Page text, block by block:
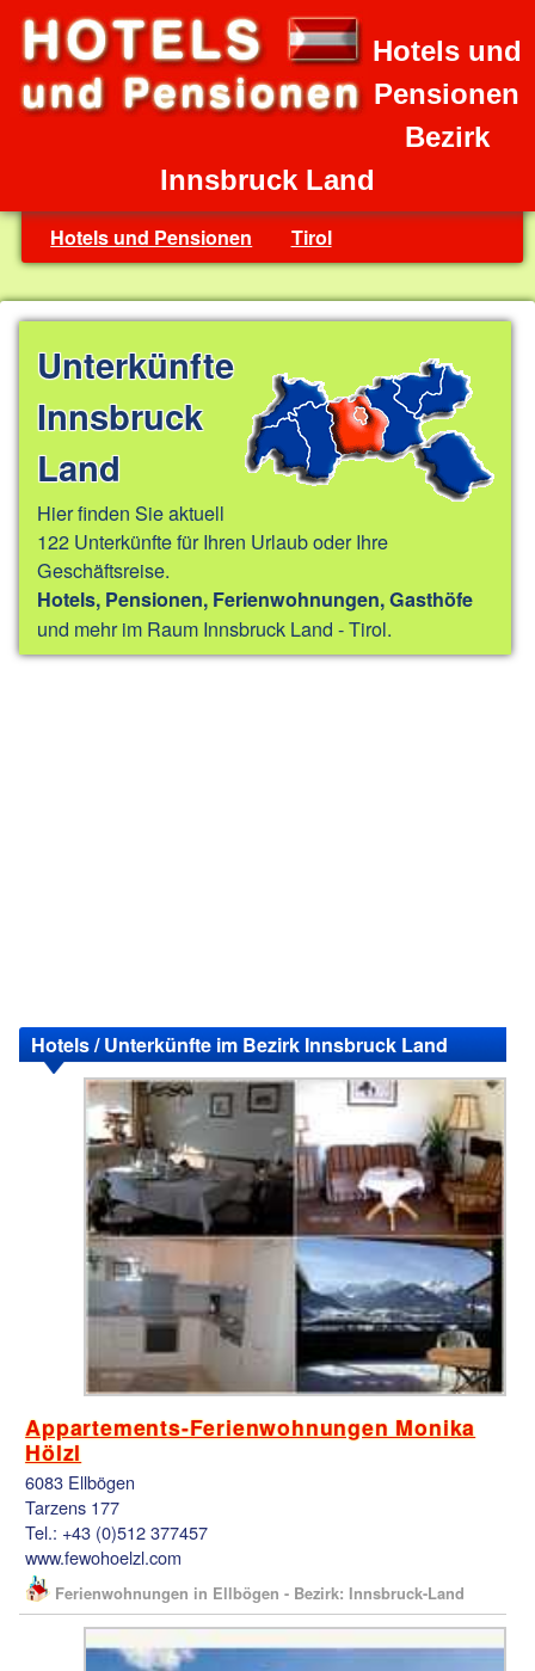
Hotels und
Pensionen
Bezirk
Innsbruck Land
Hotels und Pensionen Tirol
Unterkünfte
Innsbruck
Land
Hier finden Sie aktuell
122 Unterkünfte für Ihren Urlaub oder Ihre
Geschäftsreise.
Hotels, Pensionen, Ferienwohnungen, Gasthöfe
und mehr im Raum Innsbruck Land - Tirol.
Hotels / Unterkünfte im Bezirk Innsbruck Land
Appartements-Ferienwohnungen Monika
Hölzl
6083 Ellbögen
Tarzens 177
Tel.: +43 (0)512 377457
www.fewohoelzl.com
Ferienwohnungen in Ellbögen - Bezirk: Innsbruck-Land